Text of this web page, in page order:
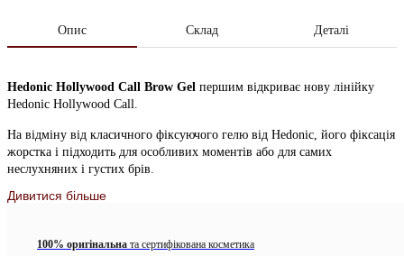
Опис Склад Деталі
Hedonic Hollywood Call Brow Gel першим відкриває нову лінійку
Hedonic Hollywood Call.
На відміну від класичного фіксуючого гелю від Hedonic, його фіксація
жорстка і підходить для особливих моментів або для самих
неслухняних і густих брів.
Особливості:
Дивитися більше
100% оригінальна та сертифікована косметика